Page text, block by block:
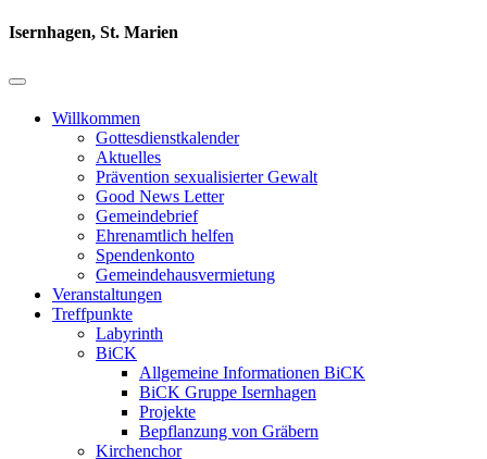
Isernhagen, St. Marien
Willkommen
Gottesdienstkalender
Aktuelles
Prävention sexualisierter Gewalt
Good News Letter
Gemeindebrief
Ehrenamtlich helfen
Spendenkonto
Gemeindehausvermietung
Veranstaltungen
Treffpunkte
Labyrinth
BiCK
Allgemeine Informationen BiCK
BiCK Gruppe Isernhagen
Projekte
Bepflanzung von Gräbern
Kirchenchor